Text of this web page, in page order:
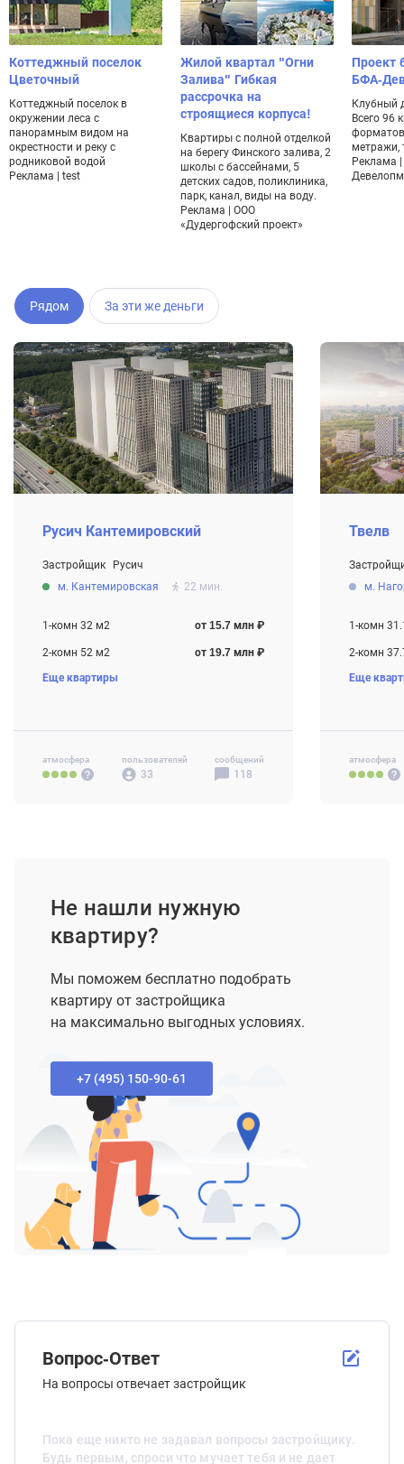
Вопрос-Ответ
На вопросы отвечает застройщик
Пока еще никто не задавал вопросы застройщику.
Будь первым, спроси что мучает тебя и не дает
Коттеджный поселок
Цветочный
Коттеджный поселок в
окружении леса с
панорамным видом на
окрестности и реку с
родниковой водой
Реклама | test
Жилой квартал "Огни
Залива" Гибкая
рассрочка на
строящиеся корпуса!
Квартиры с полной отделкой
на берегу Финского залива, 2
школы с бассейнами, 5
детских садов, поликлиника,
парк, канал, виды на воду.
Реклама | ООО
«Дудергофский проект»
Проект
БФА-
Клубный
Всего 96
метражи,
Реклама
Рядом За эти же деньги
Русич Кантемировский
Застройщик
Русич
Строится
м. Кантемировская 22 мин.
1-комн 32 м2 от 15.7 млн ₽
2-комн 52 м2 от 19.7 млн ₽
3-комн 63 м2
Еще квартиры
атмосфера пользователей
33
сообщений
118
Твелв
Строится
м.
1-комн
2-комн
3-комн
Еще
атмосфера
Не нашли нужную
квартиру?
Мы поможем бесплатно подобрать
квартиру от застройщика
на максимально выгодных условиях.
+7 (495) 150-90-61‬